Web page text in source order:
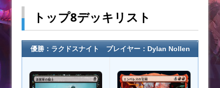
トップ8デッキリスト
優勝：ラクドスナイト プレイヤー：Dylan Nollen